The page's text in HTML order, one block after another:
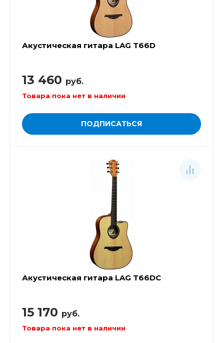
Акустическая гитара LAG T66D
13 460 руб.
Товара пока нет в наличии
ПОДПИСАТЬСЯ
Акустическая гитара LAG T66DC
15 170 руб.
Товара пока нет в наличии